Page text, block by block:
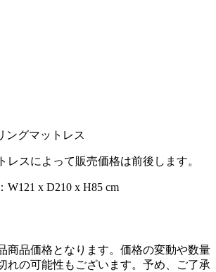
ングマットレス
スによって販売価格は前後します。
W121 x D210 x H85 cm
商品価格となります。価格の変動や数量
れの可能性もございます。予め、ご了承